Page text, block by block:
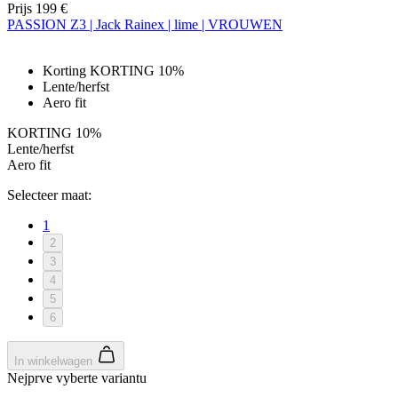
Prijs 199 €
PASSION Z3 | Jack Rainex | lime | VROUWEN
Korting KORTING 10%
Lente/herfst
Aero fit
KORTING 10%
Lente/herfst
Aero fit
Selecteer maat:
1
2
3
4
5
6
In winkelwagen
Nejprve vyberte variantu